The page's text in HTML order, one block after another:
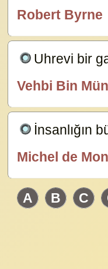
Robert Byrne
Uhrevi bir
Vehbi Bin
İnsanlığın
Michel de
A B C